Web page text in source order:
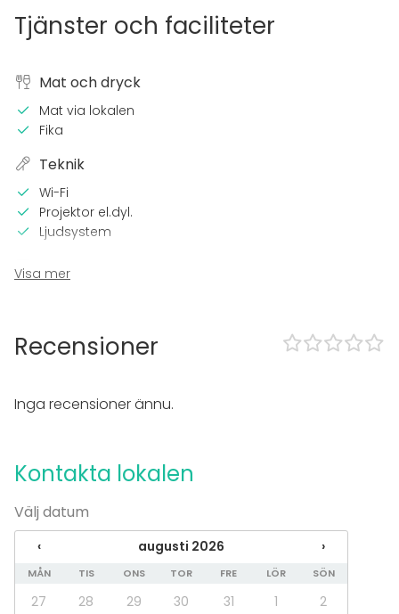
Tjänster och faciliteter
Mat och dryck
Mat via lokalen
Fika
Teknik
Wi-Fi
Projektor el.dyl.
Ljudsystem
Utrustning
Evenemang
Spa / relax / bastu
Konferens
Föreställning / show
Rekreation
Stuga / boende
Upplevelse / aktivitet
Visa mer
Recensioner
Inga recensioner ännu.
Kontakta lokalen
Välj datum
‹ augusti 2026 ›
MÅN TIS ONS TOR FRE LÖR SÖN
27 28 29 30 31 1
2